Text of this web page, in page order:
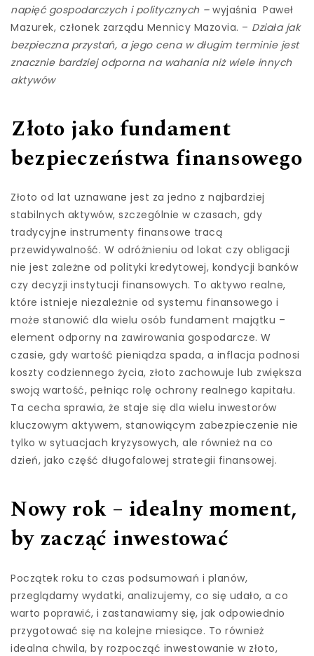
napięć gospodarczych i politycznych – wyjaśnia Paweł
Mazurek, członek zarządu Mennicy Mazovia. – Działa jak
bezpieczna przystań, a jego cena w długim terminie jest
znacznie bardziej odporna na wahania niż wiele innych
aktywów
Złoto jako fundament
bezpieczeństwa finansowego
Złoto od lat uznawane jest za jedno z najbardziej
stabilnych aktywów, szczególnie w czasach, gdy
tradycyjne instrumenty finansowe tracą
przewidywalność. W odróżnieniu od lokat czy obligacji
nie jest zależne od polityki kredytowej, kondycji banków
czy decyzji instytucji finansowych. To aktywo realne,
które istnieje niezależnie od systemu finansowego i
może stanowić dla wielu osób fundament majątku –
element odporny na zawirowania gospodarcze. W
czasie, gdy wartość pieniądza spada, a inflacja podnosi
koszty codziennego życia, złoto zachowuje lub zwiększa
swoją wartość, pełniąc rolę ochrony realnego kapitału.
Ta cecha sprawia, że staje się dla wielu inwestorów
kluczowym aktywem, stanowiącym zabezpieczenie nie
tylko w sytuacjach kryzysowych, ale również na co
dzień, jako część długofalowej strategii finansowej.
Nowy rok – idealny moment,
by zacząć inwestować
Początek roku to czas podsumowań i planów,
przeglądamy wydatki, analizujemy, co się udało, a co
warto poprawić, i zastanawiamy się, jak odpowiednio
przygotować się na kolejne miesiące. To również
idealna chwila, by rozpocząć inwestowanie w złoto,